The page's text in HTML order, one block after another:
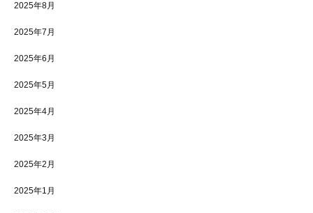
2025年8月
2025年7月
2025年6月
2025年5月
2025年4月
2025年3月
2025年2月
2025年1月